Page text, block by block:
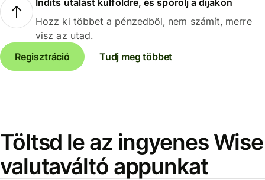
Hozz ki többet a pénzedből, nem számít, merre
visz az utad.
Regisztráció
Tudj meg többet
Töltsd le az ingyenes Wise
valutaváltó appunkat